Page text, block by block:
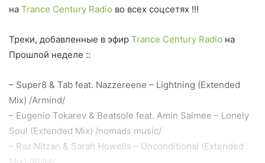
на Trance Century Radio во всех соцсетях !!!
Треки, добавленные в эфир Trance Century Radio на
Прошлой неделе ::
– Super8 & Tab feat. Nazzereene – Lightning (Extended
Mix) /Armind/
– Eugenio Tokarev & Beatsole feat. Amin Salmee – Lonely
Soul (Extended Mix) /nomads music/
– Raz Nitzan & Sarah Howells – Unconditional (Extended